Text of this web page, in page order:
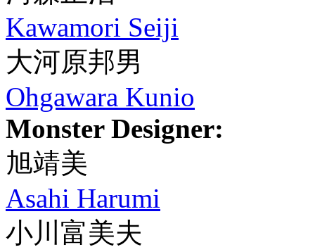
Kawamori Seiji
大河原邦男
Ohgawara Kunio
Monster Designer:
旭靖美
Asahi Harumi
小川富美夫